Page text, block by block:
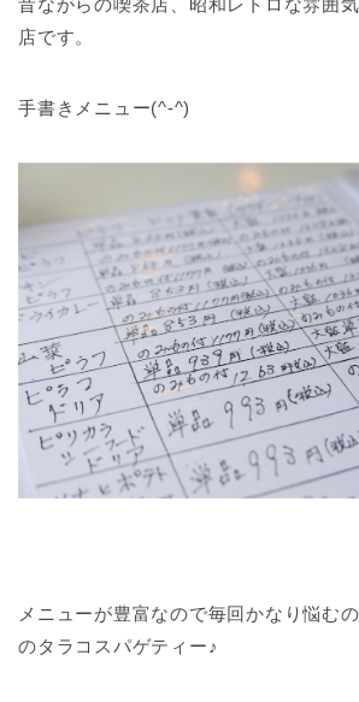
昔ながらの喫茶店、昭和レトロな雰囲
店です。
手書きメニュー(^-^)
メニューが豊富なので毎回かなり悩む
のタラコスパゲティー♪